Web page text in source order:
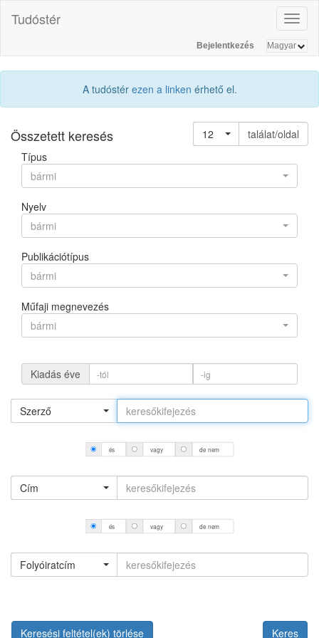
Tudóstér
Bejelentkezés
A tudóstér ezen a linken érhető el.
Összetett keresés 12
találat/oldal
Típus
bármi
Nyelv
bármi
Publikációtípus
bármi
Műfaji megnevezés
bármi
Kiadás éve
Szerző
és vagy de nem
Cím
és vagy de nem
Folyóiratcím
Keresési feltétel(ek) törlése